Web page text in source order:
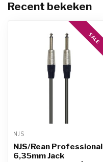
Recent bekeken
SALE
NJS
NJS/Rean Professional
6,35mm Jack